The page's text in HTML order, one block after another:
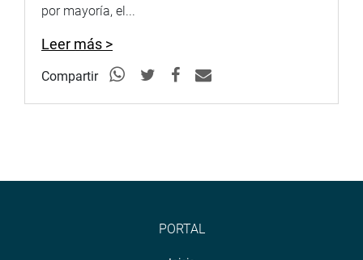
por mayoría, el...
Leer más >
Compartir
PORTAL